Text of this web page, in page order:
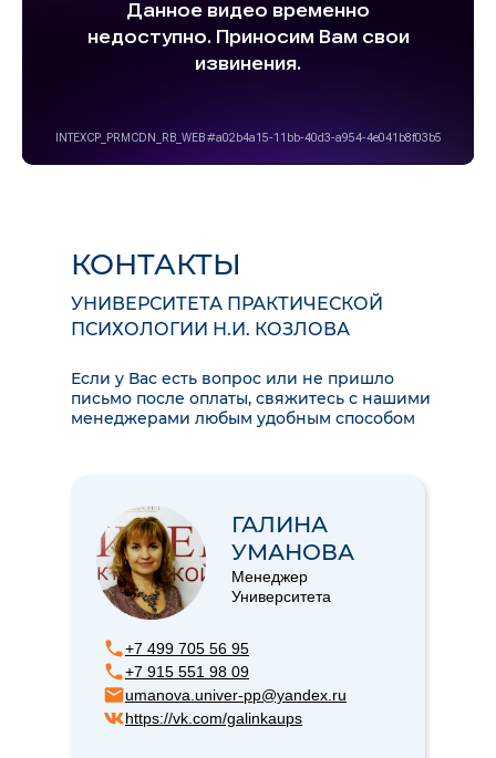
КОНТАКТЫ
УНИВЕРСИТЕТА ПРАКТИЧЕСКОЙ
ПСИХОЛОГИИ Н.И. КОЗЛОВА
Если у Вас есть вопрос или не пришло
письмо после оплаты, свяжитесь с нашими
менеджерами любым удобным способом
+7 499 705 56 95
+7 915 551 98 09
umanova.univer-pp@yandex.ru
https://vk.com/galinkaups
ГАЛИНА
УМАНОВА
Менеджер
Университета